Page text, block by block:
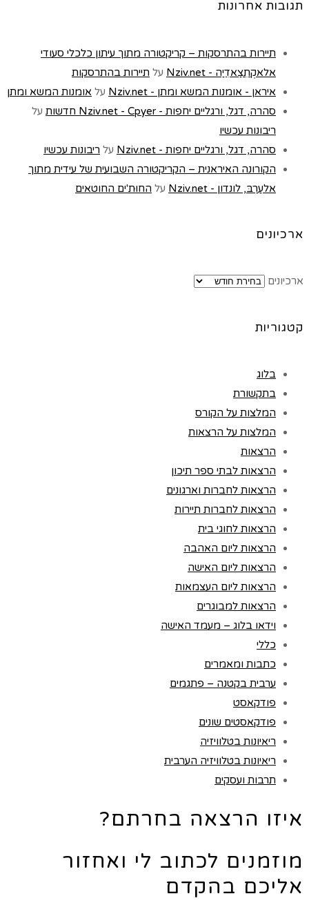
תגובות אחרונות
תיירות בהתרסקות – קריקטורה מתוך עיתון כלכלי סעודי
אלאקְתִצַאדִיַה - Nziv.net
על תיירות בהתרסקות
איראן - אומנות המשא ומתן - Nziv.net
על אומנות המשא ומתן
סהרה, דגל, ורגליים יחפות - Nziv.net - Cpyer חדשות
על
ריבונות עכשיו
סהרה, דגל, ורגליים יחפות - Nziv.net
על ריבונות עכשיו
הקורונה האיראנית – הקריקטורה השבועית של עידית מתוך
אלעַרַבּ, לונדון - Nziv.net
על החוּת'ים החוטאים
ארכיונים
ארכיונים
קטגוריות
בלוג
בתקשורת
המלצות על הקורס
המלצות על הרצאות
הרצאות
הרצאות לבתי ספר תיכון
הרצאות לחברות וארגונים
הרצאות לחברות תיירות
הרצאות לחוגי בית
הרצאות ליום האהבה
הרצאות ליום האישה
הרצאות ליום העצמאות
הרצאות למבוגרים
וידאו בלוג – מעמד האישה
כללי
כתבות ומאמרים
ערבית בקטנה – פתגמים
פודקאסט
פודקאסטים שונים
ריאיונות בטלוויזיה
ריאיונות בטלוויזיה הערבית
תרבות ועסקים
איזו הרצאה בחרתם?
מוזמנים לכתוב לי ואחזור
אליכם בהקדם